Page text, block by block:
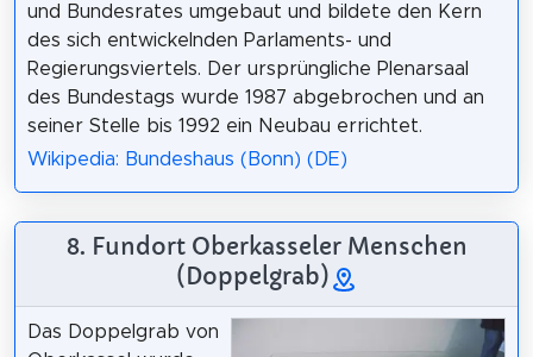
und Bundesrates umgebaut und bildete den Kern
des sich entwickelnden Parlaments- und
Regierungsviertels. Der ursprüngliche Plenarsaal
des Bundestags wurde 1987 abgebrochen und an
seiner Stelle bis 1992 ein Neubau errichtet.
Wikipedia: Bundeshaus (Bonn) (DE)
8. Fundort Oberkasseler Menschen
(Doppelgrab)
Das Doppelgrab von